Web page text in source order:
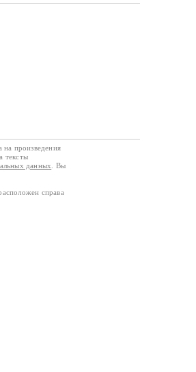
на произведения
тексты
данных
. Вы
справа